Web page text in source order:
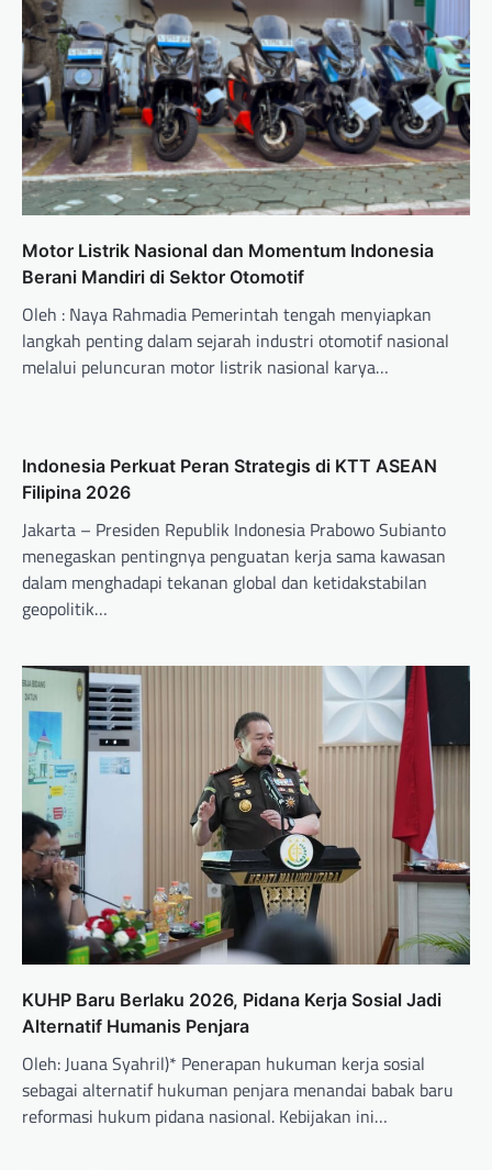
Motor Listrik Nasional dan Momentum Indonesia
Berani Mandiri di Sektor Otomotif
Oleh : Naya Rahmadia Pemerintah tengah menyiapkan
langkah penting dalam sejarah industri otomotif nasional
melalui peluncuran motor listrik nasional karya…
Indonesia Perkuat Peran Strategis di KTT ASEAN
Filipina 2026
Jakarta – Presiden Republik Indonesia Prabowo Subianto
menegaskan pentingnya penguatan kerja sama kawasan
dalam menghadapi tekanan global dan ketidakstabilan
geopolitik…
KUHP Baru Berlaku 2026, Pidana Kerja Sosial Jadi
Alternatif Humanis Penjara
Oleh: Juana Syahril)* Penerapan hukuman kerja sosial
sebagai alternatif hukuman penjara menandai babak baru
reformasi hukum pidana nasional. Kebijakan ini…